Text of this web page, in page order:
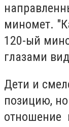
миномет.
120-ый
глазами
Дети и
позицию,
отношение